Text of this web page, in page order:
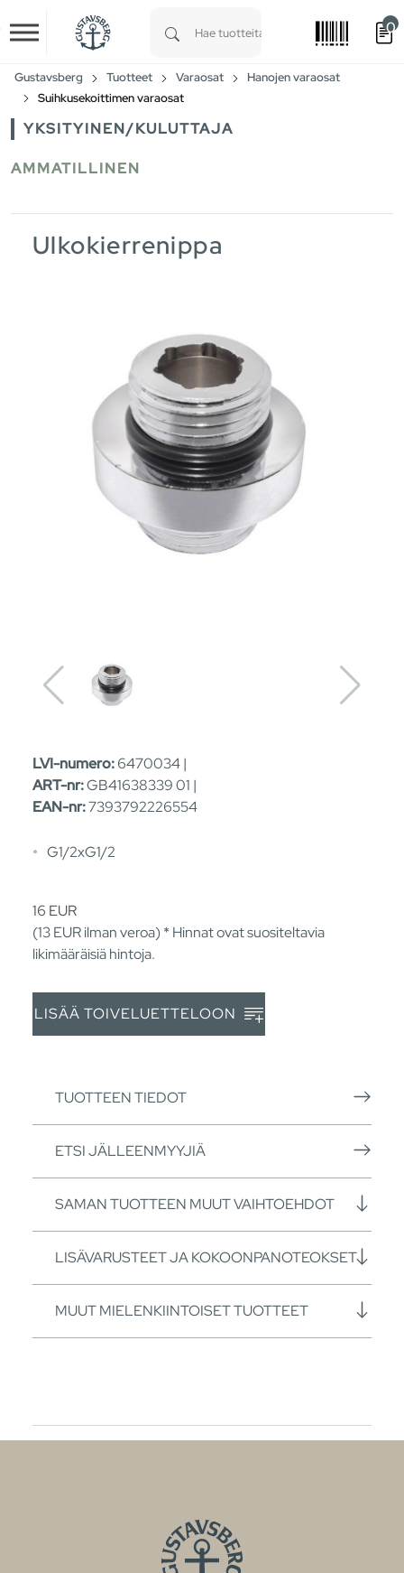
Skip to main content
0
Gustavsberg Tuotteet Varaosat
Hanojen varaosat
Suihkusekoittimen varaosat
YKSITYINEN/KULUTTAJA
AMMATILLINEN
Ulkokierrenippa
LVI-numero:6470034 |
ART-nr:GB41638339 01 |
EAN-nr:7393792226554
G1/2xG1/2
16 EUR
(13EURilman veroa) * Hinnat ovat suositeltavia
likimääräisiä hintoja.
LISÄÄ TOIVELUETTELOON
TUOTTEEN TIEDOT
ETSI JÄLLEENMYYJIÄ
SAMAN TUOTTEEN MUUT VAIHTOEHDOT
LISÄVARUSTEET JA KOKOONPANOTEOKSET
MUUT MIELENKIINTOISET TUOTTEET